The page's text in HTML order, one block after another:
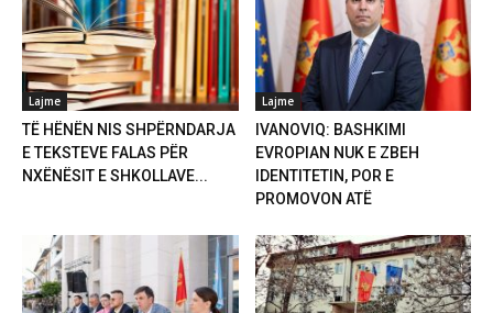
Lajme
TË HËNËN NIS SHPËRNDARJA
E TEKSTEVE FALAS PËR
NXËNËSIT E SHKOLLAVE...
Lajme
IVANOVIQ: BASHKIMI
EVROPIAN NUK E ZBEH
IDENTITETIN, POR E
PROMOVON ATË